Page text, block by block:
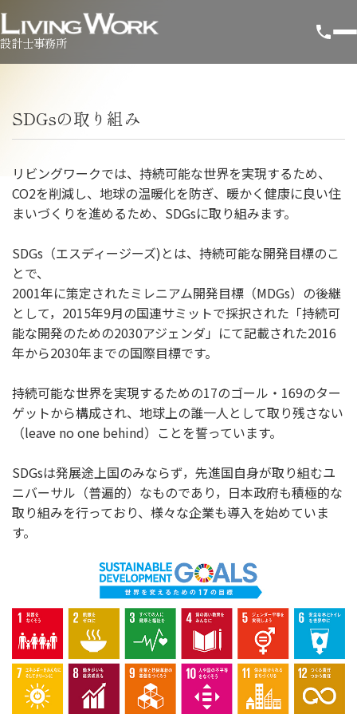
設計士事務所
SDGsの取り組み
リビングワークでは、持続可能な世界を実現するため、
CO2を削減し、地球の温暖化を防ぎ、暖かく健康に良い住
まいづくりを進めるため、SDGsに取り組みます。
SDGs（エスディージーズ)とは、持続可能な開発目標のこ
とで、
2001年に策定されたミレニアム開発目標（MDGs）の後継
として，2015年9月の国連サミットで採択された「持続可
能な開発のための2030アジェンダ」にて記載された2016
年から2030年までの国際目標です。
持続可能な世界を実現するための17のゴール・169のター
ゲットから構成され、地球上の誰一人として取り残さない
（leave no one behind）ことを誓っています。
SDGsは発展途上国のみならず，先進国自身が取り組むユ
ニバーサル（普遍的）なものであり，日本政府も積極的な
取り組みを行っており、様々な企業も導入を始めていま
す。